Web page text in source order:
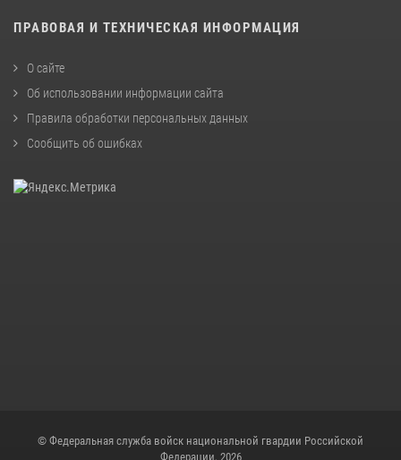
ПРАВОВАЯ И ТЕХНИЧЕСКАЯ ИНФОРМАЦИЯ
О сайте
Об использовании информации сайта
Правила обработки персональных данных
Сообщить об ошибках
© Федеральная служба войск национальной гвардии Российской
Федерации, 2026